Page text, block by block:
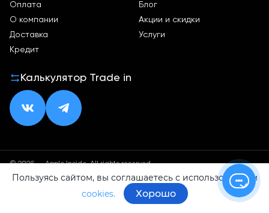
Оплата
О компании
Доставка
Кредит
Блог
Акции и скидки
Услуги
Калькулятор Trade in
© 2026 — Apple Inside. All rights reserved.
Политика конфиденциальностиОферта
Пользуясь сайтом, вы соглашаетесь с использованием
cookies.
Хорошо